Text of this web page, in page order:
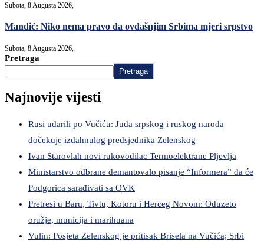
Subota, 8 Augusta 2026,
Mandić: Niko nema pravo da ovdašnjim Srbima mjeri srpstvo
Subota, 8 Augusta 2026,
Pretraga
Pretraga
Najnovije vijesti
Rusi udarili po Vučiću: Juda srpskog i ruskog naroda
dočekuje izdahnulog predsjednika Zelenskog
Ivan Starovlah novi rukovodilac Termoelektrane Pljevlja
Ministarstvo odbrane demantovalo pisanje “Informera” da će
Podgorica sarađivati sa OVK
Pretresi u Baru, Tivtu, Kotoru i Herceg Novom: Oduzeto
oružje, municija i marihuana
Vulin: Posjeta Zelenskog je pritisak Brisela na Vučića; Srbi